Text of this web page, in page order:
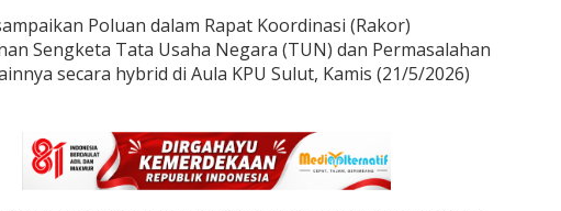
Poluan dalam Rapat Koordinasi (Rakor)
Sengketa Tata Usaha Negara (TUN) dan Permasalahan
secara hybrid di Aula KPU Sulut, Kamis (21/5/2026)